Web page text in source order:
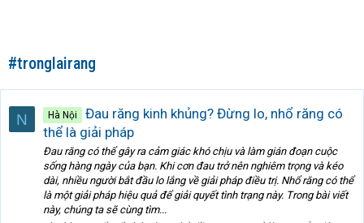
#tronglairang
N Hà Nội
Đau răng kinh khủng? Đừng lo, nhổ răng có
thể là giải pháp
Đau răng có thể gây ra cảm giác khó chịu và làm gián đoạn cuộc
sống hàng ngày của bạn. Khi cơn đau trở nên nghiêm trọng và kéo
dài, nhiều người bắt đầu lo lắng về giải pháp điều trị. Nhổ răng có thể
là một giải pháp hiệu quả để giải quyết tình trạng này. Trong bài viết
này, chúng ta sẽ cùng tìm...